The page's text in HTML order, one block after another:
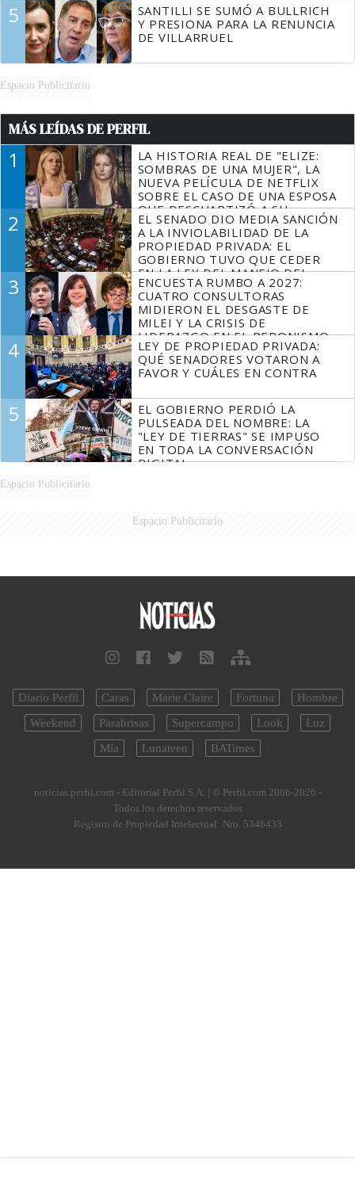
5
SANTILLI SE SUMÓ A BULLRICH
Y PRESIONA PARA LA RENUNCIA
DE VILLARRUEL
Espacio Publicitario
MÁS LEÍDAS DE PERFIL
1
LA HISTORIA REAL DE "ELIZE:
SOMBRAS DE UNA MUJER", LA
NUEVA PELÍCULA DE NETFLIX
SOBRE EL CASO DE UNA ESPOSA
QUE DESCUARTIZÓ A SU
MARIDO
2
EL SENADO DIO MEDIA SANCIÓN
A LA INVIOLABILIDAD DE LA
PROPIEDAD PRIVADA: EL
GOBIERNO TUVO QUE CEDER
EN LA LEY DEL MANEJO DEL
FUEGO
3
ENCUESTA RUMBO A 2027:
CUATRO CONSULTORAS
MIDIERON EL DESGASTE DE
MILEI Y LA CRISIS DE
LIDERAZGO EN EL PERONISMO
4
LEY DE PROPIEDAD PRIVADA:
QUÉ SENADORES VOTARON A
FAVOR Y CUÁLES EN CONTRA
5
EL GOBIERNO PERDIÓ LA
PULSEADA DEL NOMBRE: LA
"LEY DE TIERRAS" SE IMPUSO
EN TODA LA CONVERSACIÓN
DIGITAL
Espacio Publicitario
Espacio Publicitario
Diario Perfil Caras Marie Claire Fortuna
Hombre
Weekend
Parabrisas Supercampo Look
Luz
Mía
Lunateen BATimes
noticias.perfil.com - Editorial Perfil S.A. | © Perfil.com 2006-2026 -
Todos los derechos reservados
Registro de Propiedad Intelectual: Nro. 5346433